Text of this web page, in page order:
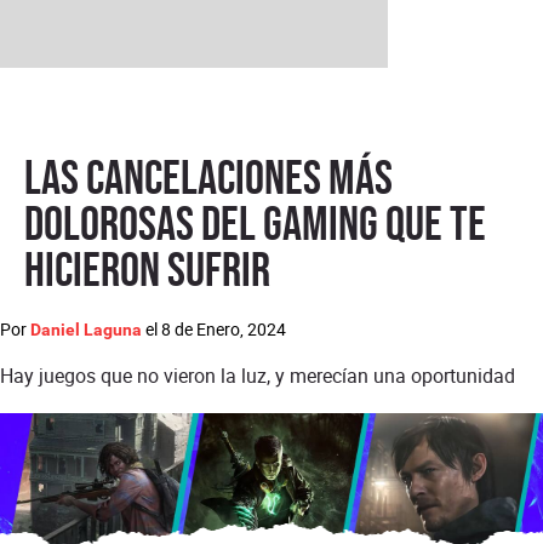
Las cancelaciones más
dolorosas del gaming que te
hicieron sufrir
Por Daniel Laguna el8 de Enero, 2024
Hay juegos que no vieron la luz, y merecían una oportunidad